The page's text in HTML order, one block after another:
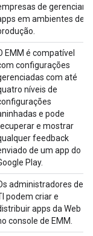
de gerenciar
em ambientes de
EMM é compatível
configurações
com até
níveis de
e pode
e mostrar
feedback
de um app do
Play.
administradores de
podem criar e
apps da Web
console de EMM.